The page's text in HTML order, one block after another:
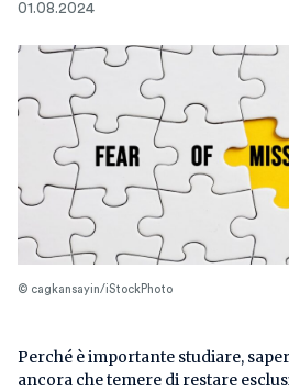
01.08.2024
© cagkansayin/iStockPhoto
Perché è importante studiare,
ancora che temere di restare